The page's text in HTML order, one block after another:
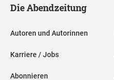
Die Abendzeitung
Autoren und Autorinnen
Karriere / Jobs
Abonnieren